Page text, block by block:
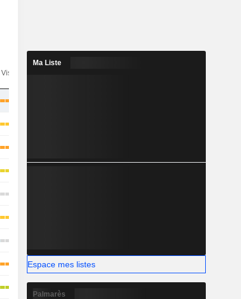
Visibilité
Ma Liste
Espace mes listes
Palmarès